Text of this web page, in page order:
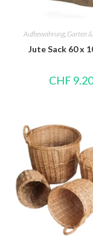
Aufbewahrung, Garten
Jute Sack 60 x
CHF